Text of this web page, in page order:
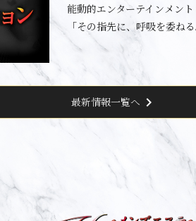
能動的エンターテインメント
「その指先に、呼吸を委ねる
最新情報一覧へ chevron_right